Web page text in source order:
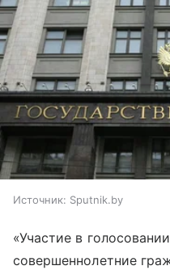
Источник: Sputnik.by
«Участие в
совершеннолетние